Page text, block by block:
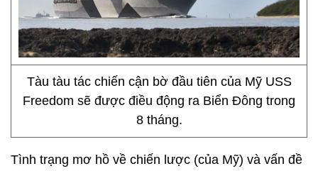
Tàu tàu tác chiến cận bờ đầu tiên của Mỹ USS
Freedom sẽ được điều động ra Biển Đông trong
8 tháng.
Tình trạng mơ hồ về chiến lược (của Mỹ) và vấn đề